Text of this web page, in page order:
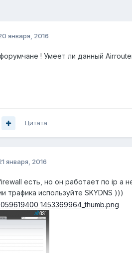
января, 2016
! Умеет ли данный
Цитата
января, 2016
есть, но он работает по ip а
трафика используйте SKYDNS )))